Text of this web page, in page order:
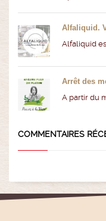
Alfaliquid.
Alfaliquid
Arrêt des
A partir du
COMMENTAIRES